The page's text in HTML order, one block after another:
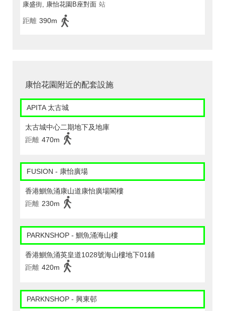
康盛街, 康怡花園B座對面 站
距離 390m
康怡花園附近的配套設施
APITA 太古城
太古城中心二期地下及地庫
距離 470m
FUSION - 康怡廣場
香港鰂魚涌康山道康怡廣場閣樓
距離 230m
PARKNSHOP - 鰂魚涌海山樓
香港鰂魚涌英皇道1028號海山樓地下01鋪
距離 420m
PARKNSHOP - 興東邨